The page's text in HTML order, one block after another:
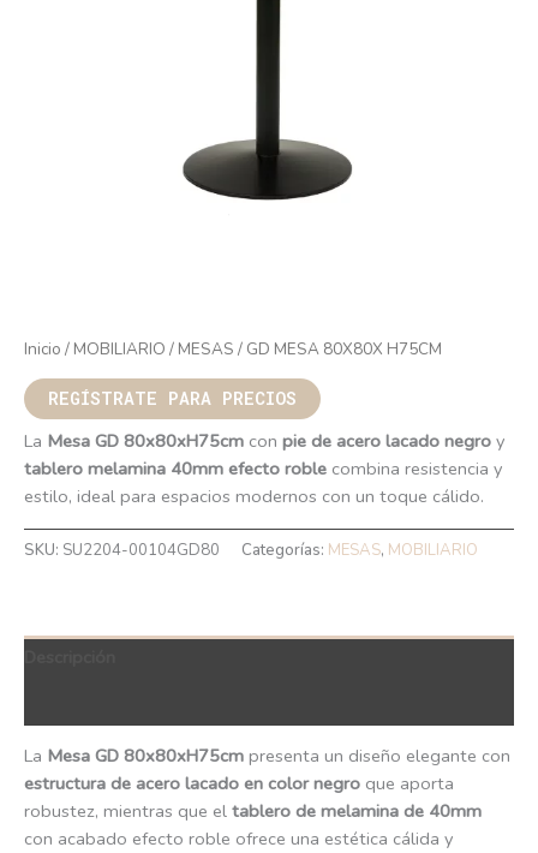
Inicio / MOBILIARIO / MESAS / GD MESA 80X80X H75CM
REGÍSTRATE PARA PRECIOS
La Mesa GD 80x80xH75cm con pie de acero lacado negro y
tablero melamina 40mm efecto roble combina resistencia y
estilo, ideal para espacios modernos con un toque cálido.
SKU: SU2204-00104GD80 Categorías: MESAS, MOBILIARIO
La Mesa GD 80x80xH75cm presenta un diseño elegante con
estructura de acero lacado en color negro que aporta
robustez, mientras que el tablero de melamina de 40mm
con acabado efecto roble ofrece una estética cálida y